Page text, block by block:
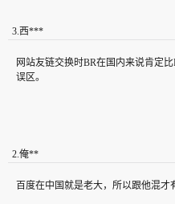
3.西***
网站友链交换时BR在国内来说肯定
误区。
2.俺**
百度在中国就是老大，所以跟他混才